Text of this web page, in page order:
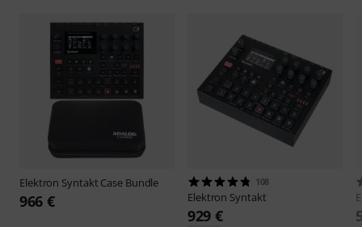
Elektron Syntakt Case Bundle
966 €
108
Elektron Syntakt
929 €